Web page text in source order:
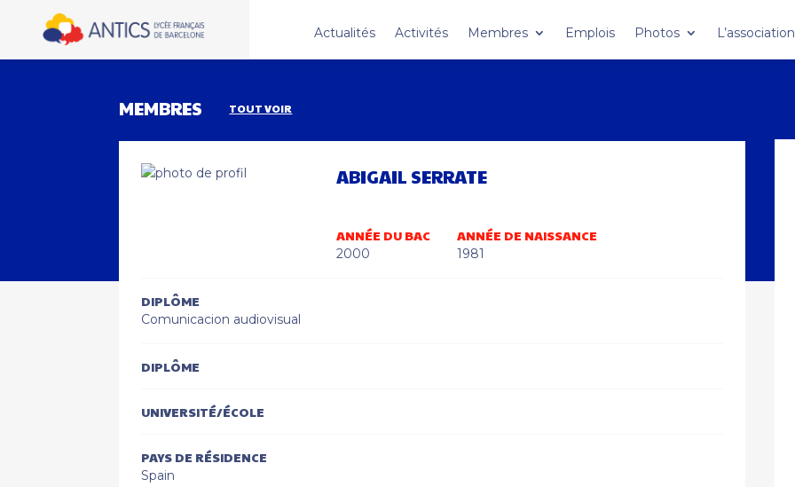
Actualités Activités Membres Emplois Photos L’association
MEMBRES TOUT VOIR
ABIGAIL SERRATE
ANNÉE DU BAC
2000
ANNÉE DE NAISSANCE
1981
DIPLÔME
Comunicacion audiovisual
DIPLÔME
UNIVERSITÉ/ÉCOLE
PAYS DE RÉSIDENCE
Spain